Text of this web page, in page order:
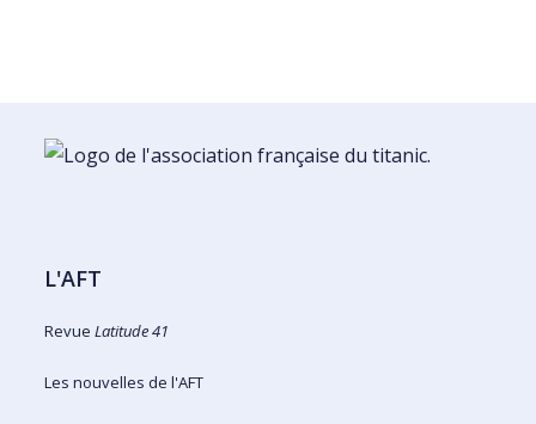
L'AFT
RevueLatitude 41
Les nouvelles de l'AFT